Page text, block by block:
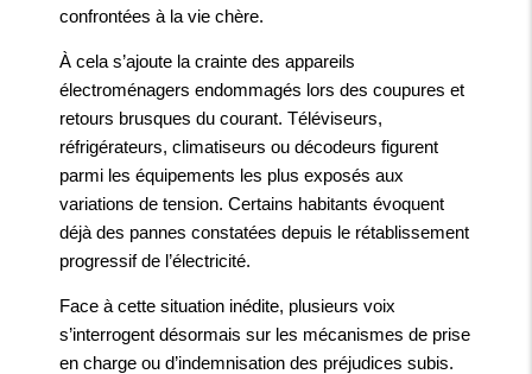
confrontées à la vie chère.
À cela s’ajoute la crainte des appareils
électroménagers endommagés lors des coupures et
retours brusques du courant. Téléviseurs,
réfrigérateurs, climatiseurs ou décodeurs figurent
parmi les équipements les plus exposés aux
variations de tension. Certains habitants évoquent
déjà des pannes constatées depuis le rétablissement
progressif de l’électricité.
Face à cette situation inédite, plusieurs voix
s’interrogent désormais sur les mécanismes de prise
en charge ou d’indemnisation des préjudices subis.